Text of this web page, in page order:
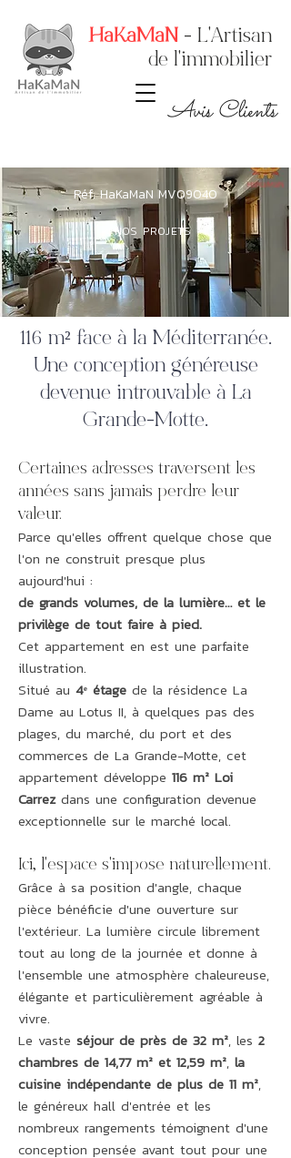
HaKaMaN - L'Artisan
de l'immobilier
Avis Clients
Réf. HaKaMaN MV09040
< NOS PROJETS
116 m² face à la Méditerranée.
Une conception généreuse
devenue introuvable à La
Grande-Motte.
Certaines adresses traversent les
années sans jamais perdre leur
valeur.
Parce qu'elles offrent quelque chose que
l'on ne construit presque plus
aujourd'hui :
de grands volumes, de la lumière… et le
privilège de tout faire à pied.
Cet appartement en est une parfaite
illustration.
Situé au 4ᵉ étage de la résidence La
Dame au Lotus II, à quelques pas des
plages, du marché, du port et des
commerces de La Grande-Motte, cet
appartement développe 116 m² Loi
Carrezdans une configuration devenue
exceptionnelle sur le marché local.
Ici, l'espace s'impose naturellement.
Grâce à sa position d'angle, chaque
pièce bénéficie d'une ouverture sur
l'extérieur. La lumière circule librement
tout au long de la journée et donne à
l'ensemble une atmosphère chaleureuse,
élégante et particulièrement agréable à
vivre.
Le vaste séjour de près de 32 m², les 2
chambres de 14,77 m² et 12,59 m², la
cuisine indépendante de plus de 11 m²,
le généreux hall d'entrée et les
nombreux rangements témoignent d'une
conception pensée avant tout pour une